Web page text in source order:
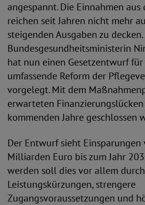
angespannt. Die Einnahmen
reichen seit Jahren nicht mehr
steigenden Ausgaben zu decken.
Bundesgesundheitsministerin
hat nun einen Gesetzentwurf für
umfassende Reform der
vorgelegt. Mit dem
erwarteten
kommenden Jahre geschlossen
Der Entwurf sieht Einsparungen
Milliarden Euro bis zum Jahr
werden soll dies vor allem durch
Leistungskürzungen, strengere
Zugangsvoraussetzungen und